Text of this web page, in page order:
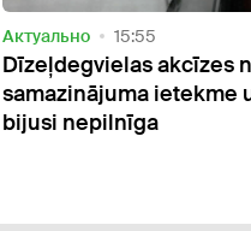
Актуально 15:55
Dīzeļdegvielas akcīzes
samazinājuma ietekme
bijusi nepilnīga